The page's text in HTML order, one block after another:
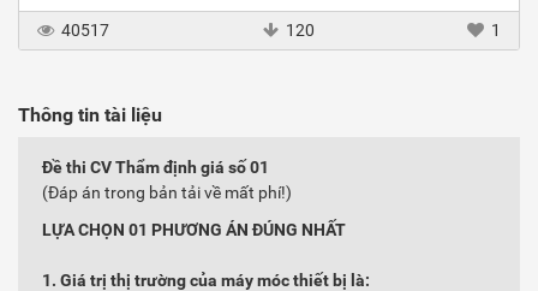
40517 120 1
Thông tin tài liệu
Đề thi CV Thẩm định giá số 01
(Đáp án trong bản tải về mất phí!)
LỰA CHỌN 01 PHƯƠNG ÁN ĐÚNG NHẤT
1. Giá trị thị trường của máy móc thiết bị là: